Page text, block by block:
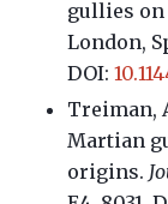
gullies on
London,
DOI:
Treiman,
Martian
origins.